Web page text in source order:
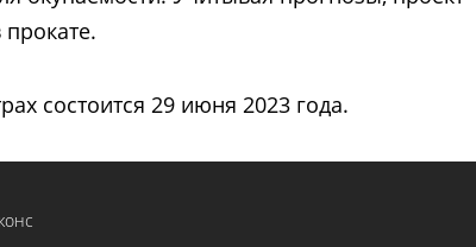
состоится 29 июня 2023 года.